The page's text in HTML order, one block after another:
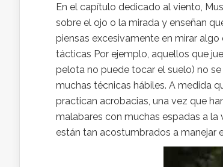
En el capítulo dedicado al viento,
sobre el ojo o la mirada y enseñan
piensas excesivamente en mirar
tácticas Por ejemplo, aquellos que
pelota no puede tocar el suelo) no
muchas técnicas hábiles. A medida
practican acrobacias, una vez que
malabares con muchas espadas a
están tan acostumbrados a manejar